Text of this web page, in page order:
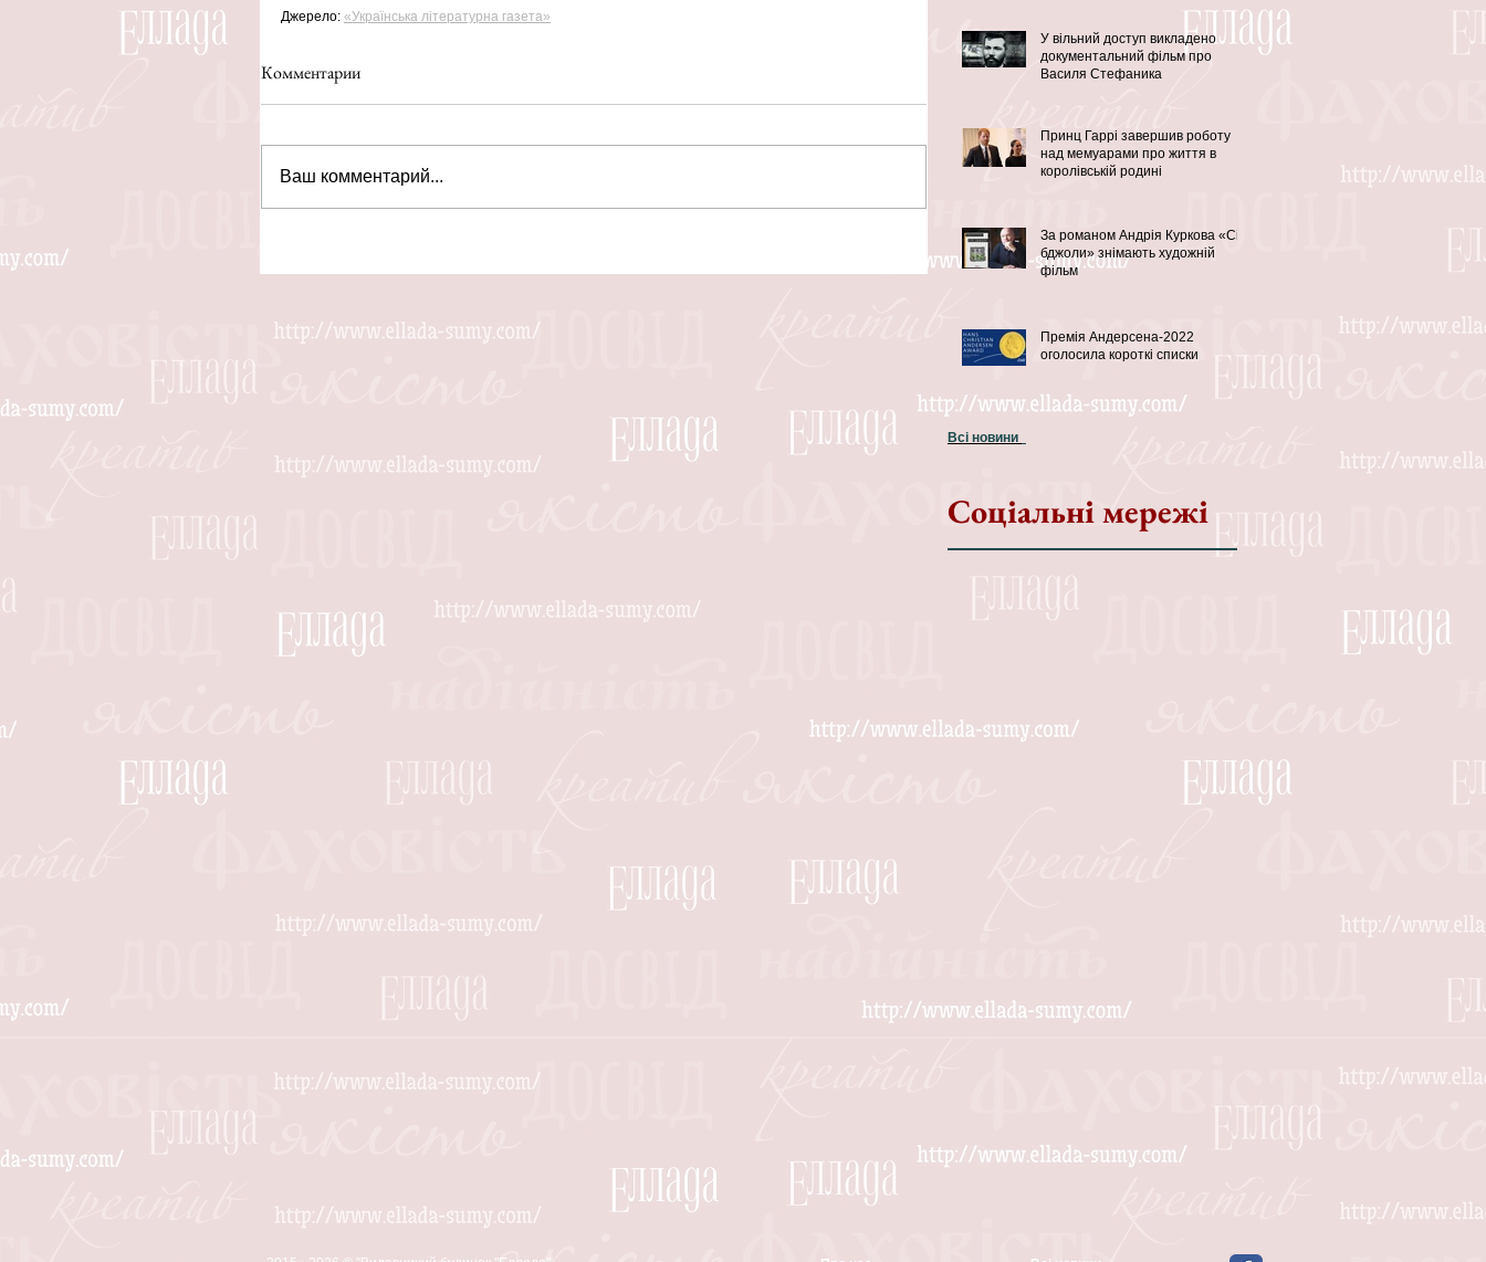
Джерело: «Українська літературна газета»
Комментарии
Ваш комментарий...
У вільний доступ викладено
документальний фільм про
Василя Стефаника
Принц Гаррі завершив роботу
над мемуарами про життя в
королівській родині
За романом Андрія Куркова «Сірі
бджоли» знімають художній
фільм
Премія Андерсена-2022
оголосила короткі списки
Всі новини
Соціальні мережі